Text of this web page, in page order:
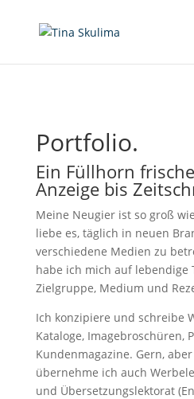
Portfolio.
Ein Füllhorn
Anzeige bis
Meine Neugier ist so groß
liebe es, täglich in neuen
verschiedene Medien zu
habe ich mich auf lebendige
Zielgruppe, Medium und
Ich konzipiere und schreibe
Kataloge, Imagebroschüren,
Kundenmagazine. Gern,
übernehme ich auch
und Übersetzungslektorat